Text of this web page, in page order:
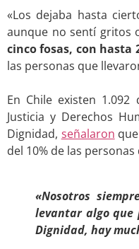
«Los dejaba hasta
aunque no sentí gritos
cinco fosas, con hasta
las personas que
En Chile existen 1.092
Justicia y Derechos
Dignidad, señalaron
del 10% de las
«Nosotros
levantar algo que
Dignidad, hay